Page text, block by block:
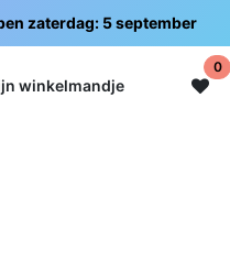
zaterdag: 5 september
winkelmandje
0